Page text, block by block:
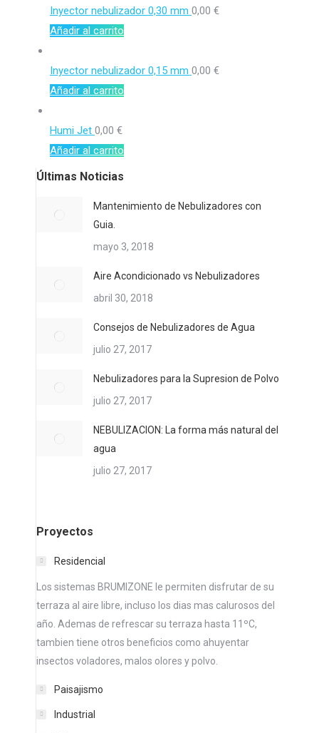
Inyector nebulizador 0,30 mm 0,00 €
Añadir al carrito
Inyector nebulizador 0,15 mm 0,00 €
Añadir al carrito
Humi Jet 0,00 €
Añadir al carrito
Últimas Noticias
Mantenimiento de Nebulizadores con
Guia.
mayo 3, 2018
Aire Acondicionado vs Nebulizadores
abril 30, 2018
Consejos de Nebulizadores de Agua
julio 27, 2017
Nebulizadores para la Supresion de Polvo
julio 27, 2017
NEBULIZACION: La forma más natural del
agua
julio 27, 2017
Proyectos
Residencial
Los sistemas BRUMIZONE le permiten disfrutar de su
terraza al aire libre, incluso los dias mas calurosos del
año. Ademas de refrescar su terraza hasta 11ºC,
tambien tiene otros beneficios como ahuyentar
insectos voladores, malos olores y polvo.
Paisajismo
Industrial